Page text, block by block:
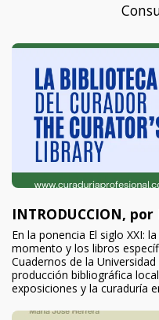
INTRODUCCION,
En la ponencia El siglo XXI:
momento y los libros
Cuadernos de la
producción bibliográfica
exposiciones y la curaduría